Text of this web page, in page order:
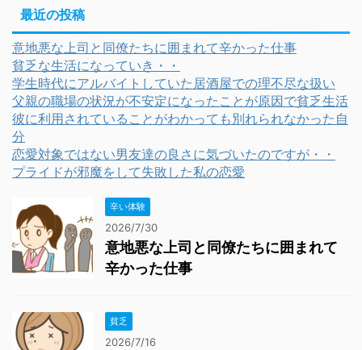
最近の投稿
意地悪な上司と同僚たちに囲まれて辛かった仕事
貧乏な生活になっていき・・
学生時代にアルバイトしていた居酒屋での理不尽な扱い
父親の職場の状況が不安定になったことが原因で貧乏生活
彼に利用されていることがわかっても別れられなかった自
分
恋愛対象ではない男友達の良さに気づいたのですが・・
プライドが邪魔をして失敗した私の恋愛
辛い体験
2026/7/30
意地悪な上司と同僚たちに囲まれて
辛かった仕事
貧乏
2026/7/16